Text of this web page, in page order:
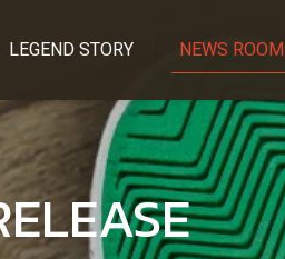
LEGEND STORY NEWS ROOM